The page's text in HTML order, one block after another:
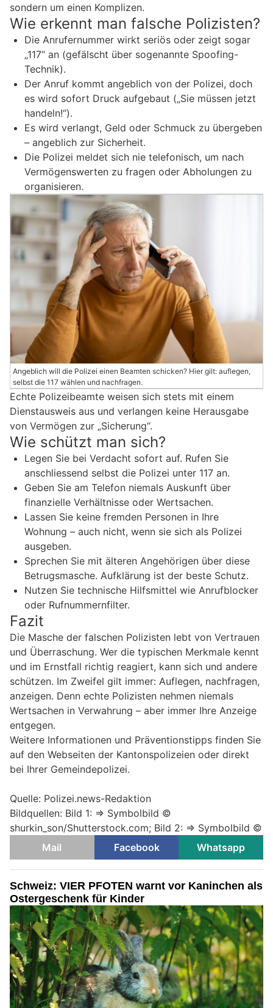
sondern um einen Komplizen.
Wie erkennt man falsche Polizisten?
Die Anrufernummer wirkt seriös oder zeigt sogar
„117“ an (gefälscht über sogenannte Spoofing-
Technik).
Der Anruf kommt angeblich von der Polizei, doch
es wird sofort Druck aufgebaut („Sie müssen jetzt
handeln!“).
Es wird verlangt, Geld oder Schmuck zu übergeben
– angeblich zur Sicherheit.
Die Polizei meldet sich nie telefonisch, um nach
Vermögenswerten zu fragen oder Abholungen zu
organisieren.
Angeblich will die Polizei einen Beamten schicken? Hier gilt: auflegen,
selbst die 117 wählen und nachfragen.
Echte Polizeibeamte weisen sich stets mit einem
Dienstausweis aus und verlangen keine Herausgabe
von Vermögen zur „Sicherung“.
Wie schützt man sich?
Legen Sie bei Verdacht sofort auf. Rufen Sie
anschliessend selbst die Polizei unter 117 an.
Geben Sie am Telefon niemals Auskunft über
finanzielle Verhältnisse oder Wertsachen.
Lassen Sie keine fremden Personen in Ihre
Wohnung – auch nicht, wenn sie sich als Polizei
ausgeben.
Sprechen Sie mit älteren Angehörigen über diese
Betrugsmasche. Aufklärung ist der beste Schutz.
Nutzen Sie technische Hilfsmittel wie Anrufblocker
oder Rufnummernfilter.
Fazit
Die Masche der falschen Polizisten lebt von Vertrauen
und Überraschung. Wer die typischen Merkmale kennt
und im Ernstfall richtig reagiert, kann sich und andere
schützen. Im Zweifel gilt immer: Auflegen, nachfragen,
anzeigen. Denn echte Polizisten nehmen niemals
Wertsachen in Verwahrung – aber immer Ihre Anzeige
entgegen.
Weitere Informationen und Präventionstipps finden Sie
auf den Webseiten der Kantonspolizeien oder direkt
bei Ihrer Gemeindepolizei.
Quelle: Polizei.news-Redaktion
Bildquellen: Bild 1: => Symbolbild ©
shurkin_son/Shutterstock.com; Bild 2: => Symbolbild ©
Mail
Facebook Whatsapp
Schweiz: VIER PFOTEN warnt vor Kaninchen als
Ostergeschenk für Kinder